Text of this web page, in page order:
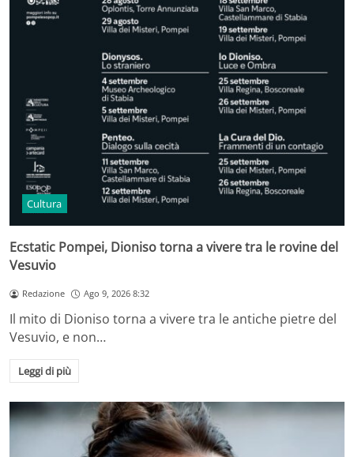
Cultura
Ecstatic Pompei, Dioniso torna a vivere tra le rovine del
Vesuvio
Redazione Ago 9, 2026 8:32
Il mito di Dioniso torna a vivere tra le antiche pietre del
Vesuvio, e non…
Leggi di più